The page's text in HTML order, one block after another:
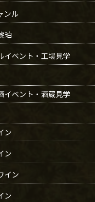
ル
珀
ベント・工場見学
ベント・酒蔵見学
ン
ン
ン
ン